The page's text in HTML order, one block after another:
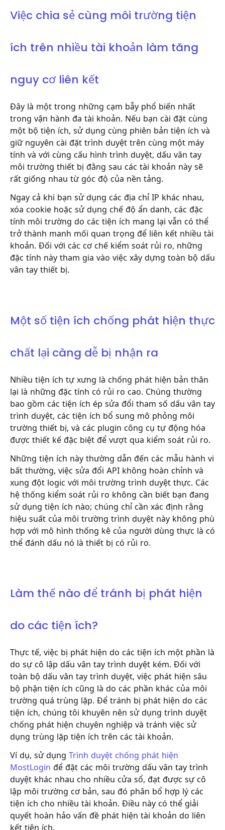
Việc chia sẻ cùng môi trường tiện
ích trên nhiều tài khoản làm tăng
nguy cơ liên kết
Đây là một trong những cạm bẫy phổ biến nhất
trong vận hành đa tài khoản. Nếu bạn cài đặt cùng
một bộ tiện ích, sử dụng cùng phiên bản tiện ích và
giữ nguyên cài đặt trình duyệt trên cùng một máy
tính và với cùng cấu hình trình duyệt, dấu vân tay
môi trường thiết bị đằng sau các tài khoản này sẽ
rất giống nhau từ góc độ của nền tảng.
Ngay cả khi bạn sử dụng các địa chỉ IP khác nhau,
xóa cookie hoặc sử dụng chế độ ẩn danh, các đặc
tính môi trường do các tiện ích mang lại vẫn có thể
trở thành manh mối quan trọng để liên kết nhiều tài
khoản. Đối với các cơ chế kiểm soát rủi ro, những
đặc tính này tham gia vào việc xây dựng toàn bộ dấu
vân tay thiết bị.
Một số tiện ích chống phát hiện thực
chất lại càng dễ bị nhận ra
Nhiều tiện ích tự xưng là chống phát hiện bản thân
lại là những đặc tính có rủi ro cao. Chúng thường
bao gồm các tiện ích ép sửa đổi tham số dấu vân tay
trình duyệt, các tiện ích bổ sung mô phỏng môi
trường thiết bị, và các plugin công cụ tự động hóa
được thiết kế đặc biệt để vượt qua kiểm soát rủi ro.
Những tiện ích này thường dẫn đến các mẫu hành vi
bất thường, việc sửa đổi API không hoàn chỉnh và
xung đột logic với môi trường trình duyệt thực. Các
hệ thống kiểm soát rủi ro không cần biết bạn đang
sử dụng tiện ích nào; chúng chỉ cần xác định rằng
hiệu suất của môi trường trình duyệt này không phù
hợp với mô hình thống kê của người dùng thực là có
thể đánh dấu nó là thiết bị có rủi ro.
Làm thế nào để tránh bị phát hiện
do các tiện ích?
Thực tế, việc bị phát hiện do các tiện ích một phần là
do sự cô lập dấu vân tay trình duyệt kém. Đối với
toàn bộ dấu vân tay trình duyệt, việc phát hiện sâu
bộ phận tiện ích cũng là do các phần khác của môi
trường quá trùng lặp. Để tránh bị phát hiện do các
tiện ích, chúng tôi khuyên nên sử dụng trình duyệt
chống phát hiện chuyên nghiệp và tránh việc sử
dụng trùng lặp tiện ích trên các tài khoản.
Ví dụ, sử dụng Trình duyệt chống phát hiện
MostLogin để đặt các môi trường dấu vân tay trình
duyệt khác nhau cho nhiều cửa sổ, đạt được sự cô
lập môi trường cơ bản, sau đó phân bổ hợp lý các
tiện ích cho nhiều tài khoản. Điều này có thể giải
quyết hoàn hảo vấn đề phát hiện tài khoản do liên
kết tiện ích.